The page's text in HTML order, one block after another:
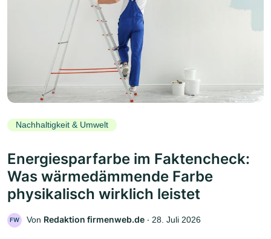
Nachhaltigkeit & Umwelt
Energiesparfarbe im Faktencheck:
Was wärmedämmende Farbe
physikalisch wirklich leistet
FW Von Redaktion firmenweb.de ‧ 28. Juli 2026